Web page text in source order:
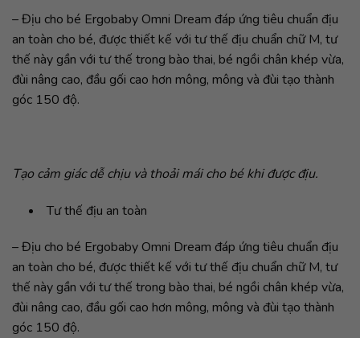
– Địu cho bé Ergobaby Omni Dream đáp ứng tiêu chuẩn địu
an toàn cho bé, được thiết kế với tư thế địu chuẩn chữ M, tư
thế này gần với tư thế trong bào thai, bé ngồi chân khép vừa,
đùi nâng cao, đầu gối cao hơn mông, mông và đùi tạo thành
góc 150 độ.
Tạo cảm giác dễ chịu và thoải mái cho bé khi được địu.
Tư thế địu an toàn
– Địu cho bé Ergobaby Omni Dream đáp ứng tiêu chuẩn địu
an toàn cho bé, được thiết kế với tư thế địu chuẩn chữ M, tư
thế này gần với tư thế trong bào thai, bé ngồi chân khép vừa,
đùi nâng cao, đầu gối cao hơn mông, mông và đùi tạo thành
góc 150 độ.